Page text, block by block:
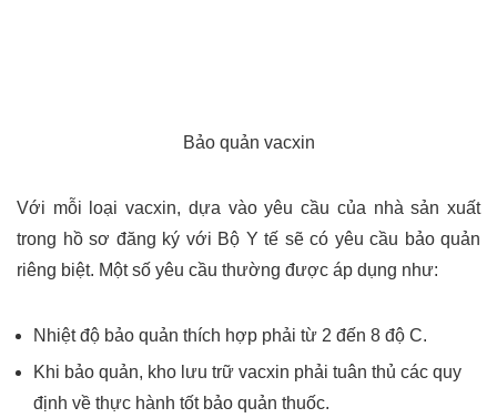
Bảo quản vacxin
Với mỗi loại vacxin, dựa vào yêu cầu của nhà sản xuất
trong hồ sơ đăng ký với Bộ Y tế sẽ có yêu cầu bảo quản
riêng biệt. Một số yêu cầu thường được áp dụng như:
Nhiệt độ bảo quản thích hợp phải từ 2 đến 8 độ C.
Khi bảo quản, kho lưu trữ vacxin phải tuân thủ các quy
định về thực hành tốt bảo quản thuốc.